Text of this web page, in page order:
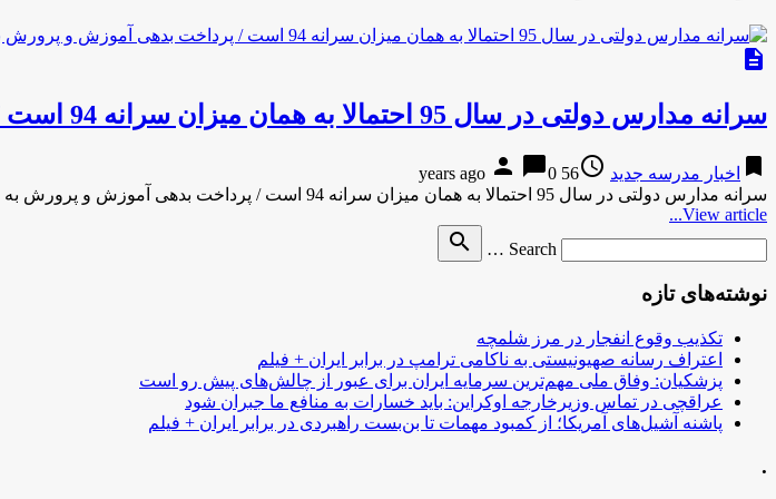
description
سرانه مدارس دولتی در سال 95 احتمالا به همان میزان سرانه 94 است / پرداخت بدهی آموزش و پرورش به فرهنگیان
bookmark اخبار مدرسه جدید access_time
56 years ago
person chat_bubble0
سرانه مدارس دولتی در سال 95 احتمالا به همان میزان سرانه 94 است / پرداخت بدهی آموزش و پرورش به …
View article...
Search …
search
نوشته‌های تازه
تکذیب وقوع انفجار در مرز شلمچه
اعتراف رسانه صهیونیستی به ناکامی ترامپ در برابر ایران + فیلم
پزشکیان: وفاق ملی مهم‌ترین سرمایه ایران برای عبور از چالش‌های پیش رو است
عراقچی در تماس وزیرخارجه اوکراین: باید خسارات به منافع ما جبران شود
پاشنه آشیل‌های آمریکا؛ از کمبود مهمات تا بن‌بست راهبردی در برابر ایران + فیلم
.